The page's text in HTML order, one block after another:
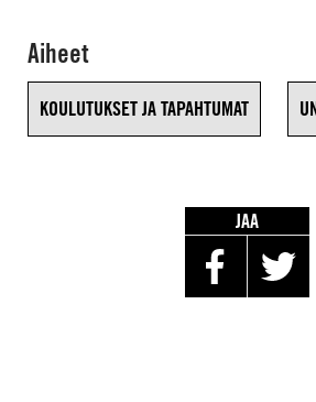
Aiheet
KOULUTUKSET JA TAPAHTUMAT
JAA